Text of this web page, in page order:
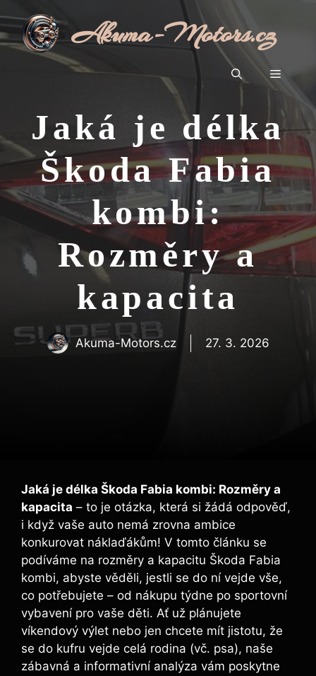
na
obsah
Akuma-Motors.cz
Menu
Jaká je délka
Škoda Fabia
kombi:
Rozměry a
kapacita
Akuma-Motors.cz 27. 3. 2026
Jaká je délka Škoda Fabia kombi: Rozměry a
kapacita – to je otázka, která si žádá odpověď,
i když vaše auto nemá zrovna ambice
konkurovat náklaďákům! V tomto článku se
podíváme na rozměry a kapacitu Škoda Fabia
kombi, abyste věděli, jestli se do ní vejde vše,
co potřebujete – od nákupu týdne po sportovní
vybavení pro vaše děti. Ať už plánujete
víkendový výlet nebo jen chcete mít jistotu, že
se do kufru vejde celá rodina (vč. psa), naše
zábavná a informativní analýza vám poskytne